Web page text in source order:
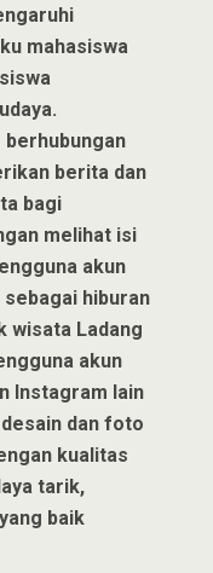
mahasiswa
berhubungan
berita dan
bagi
melihat isi
akun
hiburan
Ladang
akun
Instagram lain
dan foto
kualitas
tarik,
baik